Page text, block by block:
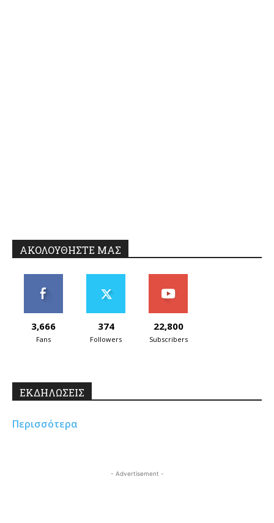
ΑΚΟΛΟΥΘΗΣΤΕ ΜΑΣ
3,666
Fans
374
Followers
22,800
Subscribers
ΕΚΔΗΛΩΣΕΙΣ
Περισσότερα
- Advertisement -